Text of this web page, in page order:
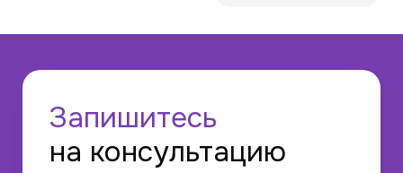
Запишитесь
на консультацию